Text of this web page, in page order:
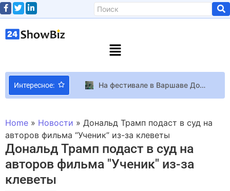
Интересное:
На фестивале в Варшаве Дорн, Луна, Dakooka выступили с россиянами Noize MC и Монеточкой
Певица Дуа Липа и актер Каллум Тернер поженились в Лондоне
Home » Новости » Дональд Трамп подаст в суд на
авторов фильма “Ученик” из-за клеветы
Дональд Трамп подаст в суд на
авторов фильма "Ученик" из-за
клеветы